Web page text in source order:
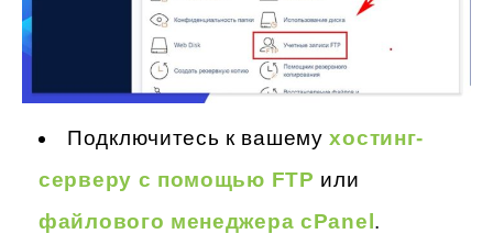
Подключитесь к вашемухостинг-
серверу с помощью FTP или
файлового менеджера cPanel.